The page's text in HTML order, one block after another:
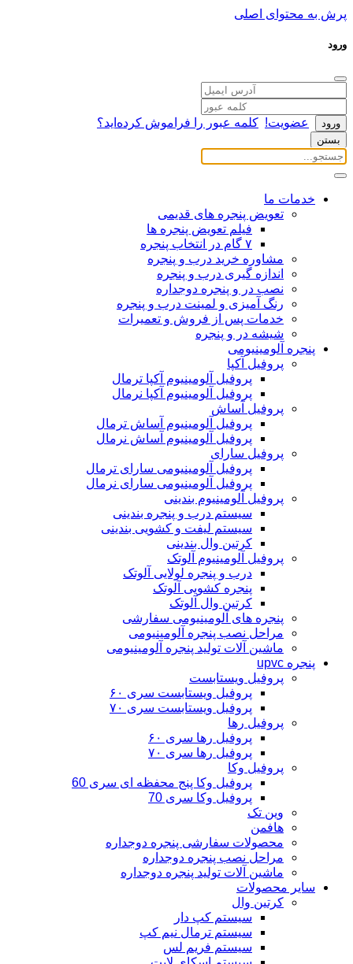
پرش به محتوای اصلی
ورود
عضویت! کلمه عبور را فراموش کرده‌اید؟
بستن
خدمات ما
تعویض پنجره های قدیمی
فیلم تعویض پنجره ها
۷ گام در انتخاب پنجره
مشاوره خرید درب و پنجره
اندازه گیری درب و پنجره
نصب در و پنجره دوجداره
رنگ آمیزی و لمینت درب و پنجره
خدمات پس از فروش و تعمیرات
شیشه در و پنجره
پنجره آلومینیومی
پروفیل آکپا
پروفیل آلومینیوم آکپا ترمال
پروفیل آلومینیوم آکپا نرمال
پروفیل آساش
پروفیل آلومینیوم آساش ترمال
پروفیل آلومینیوم آساش نرمال
پروفیل سارای
پروفیل آلومینیومی سارای ترمال
پروفیل آلومینیومی سارای نرمال
پروفیل آلومینیوم بندینی
سیستم درب و پنجره بندینی
سیستم لیفت و کشویی بندینی
کرتین وال بندینی
پروفیل آلومینیوم آلوتک
درب و پنجره لولایی آلوتک
پنجره کشویی آلوتک
کرتین وال آلوتک
پنجره های آلومینیومی سفارشی
مراحل نصب پنجره آلومینیومی
ماشین آلات تولید پنجره آلومینیومی
پنجره upvc
پروفیل ویستابست
پروفیل ویستابست سری ۶۰
پروفیل ویستابست سری ۷۰
پروفیل رها
پروفیل رها سری ۶۰
پروفیل رها سری ۷۰
پروفیل وکا
پروفیل وکا پنج محفظه ای سری 60
پروفیل وکا سری 70
وین تک
هافمن
محصولات سفارشی پنجره دوجداره
مراحل نصب پنجره دوجداره
ماشین آلات تولید پنجره دوجداره
سایر محصولات
کرتین وال
سیستم کپ دار
سیستم ترمال نیم کپ
سیستم فریم لس